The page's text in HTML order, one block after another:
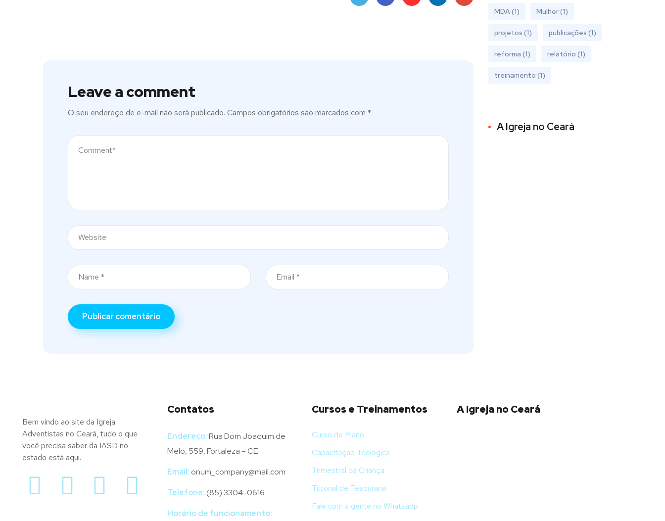
Leave a comment
O seu endereço de e-mail não será publicado. Campos obrigatórios são marcados com *
MDA(1) Mulher(1)
projetos (1) publicações (1)
reforma (1) relatório (1)
treinamento (1)
A Igreja no Ceará
Bem vindo ao site da Igreja
Adventistas no Ceará, tudo o que
você precisa saber da IASD no
estado está aqui.
Contatos
Endereço:Rua Dom Joaquim de
Melo, 559, Fortaleza – CE
Email: onum_company@mail.com
Telefone:(85) 3304-0616
Horário de funcionamento:
Cursos e Treinamentos
Curso de Piano
Capacitação Teológica
Trimestral da Criança
Tutorial de Tesouraria
Fale com a gente no Whatsapp
A Igreja no Ceará